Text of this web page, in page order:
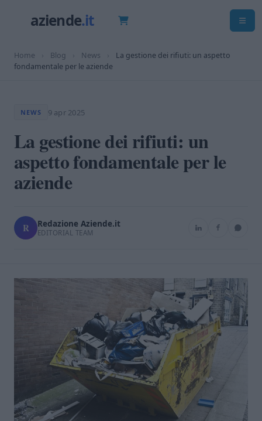
Home › Blog › News ›
La gestione dei rifiuti: un aspetto
fondamentale per le aziende
NEWS 9 apr 2025
La gestione dei rifiuti: un
aspetto fondamentale per le
aziende
R Redazione Aziende.it
EDITORIAL TEAM